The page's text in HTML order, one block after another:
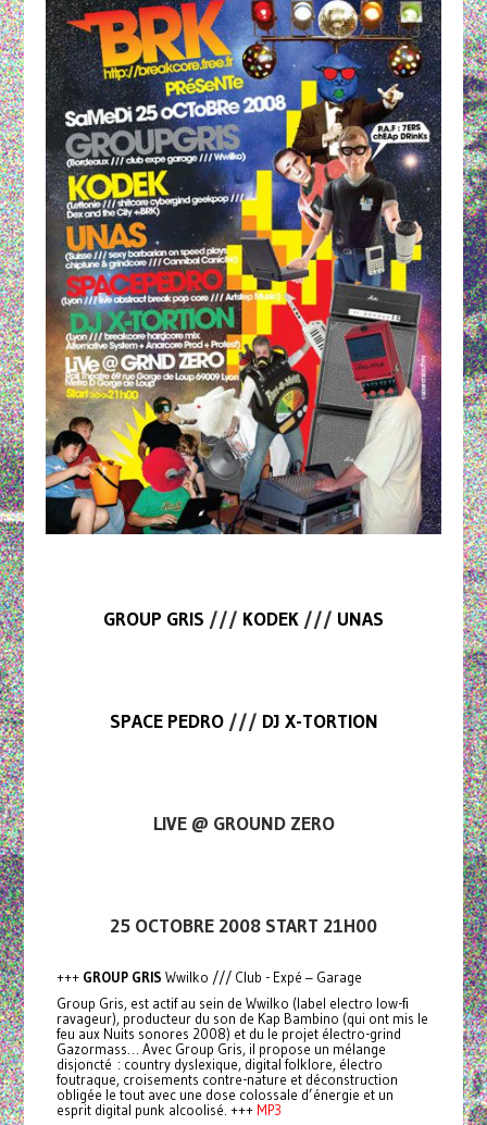
GROUP GRIS /// KODEK /// UNAS
SPACE PEDRO/// DJ X-TORTION
LIVE @ GROUND ZERO
25 OCTOBRE 2008 START 21H00
+++ GROUP GRIS Wwilko /// Club - Expé – Garage
Group Gris, est actif au sein de Wwilko (label electro low-fi
ravageur), producteur du son de Kap Bambino (qui ont mis le
feu aux Nuits sonores 2008) et du le projet électro-grind
Gazormass… Avec Group Gris, il propose un mélange
disjoncté : country dyslexique, digital folklore, électro
foutraque, croisements contre-nature et déconstruction
obligée le tout avec une dose colossale d’énergie et un
esprit digital punk alcoolisé. +++ MP3